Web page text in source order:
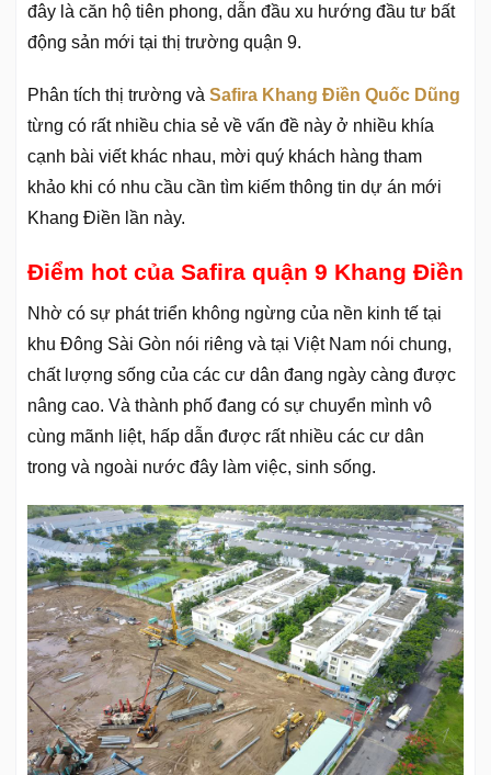
đây là căn hộ tiên phong, dẫn đầu xu hướng đầu tư bất
động sản mới tại thị trường quận 9.
Phân tích thị trường và Safira Khang Điền Quốc Dũng
từng có rất nhiều chia sẻ về vấn đề này ở nhiều khía
cạnh bài viết khác nhau, mời quý khách hàng tham
khảo khi có nhu cầu cần tìm kiếm thông tin dự án mới
Khang Điền lần này.
Điểm hot của Safira quận 9 Khang Điền
Nhờ có sự phát triển không ngừng của nền kinh tế tại
khu Đông Sài Gòn nói riêng và tại Việt Nam nói chung,
chất lượng sống của các cư dân đang ngày càng được
nâng cao. Và thành phố đang có sự chuyển mình vô
cùng mãnh liệt, hấp dẫn được rất nhiều các cư dân
trong và ngoài nước đây làm việc, sinh sống.